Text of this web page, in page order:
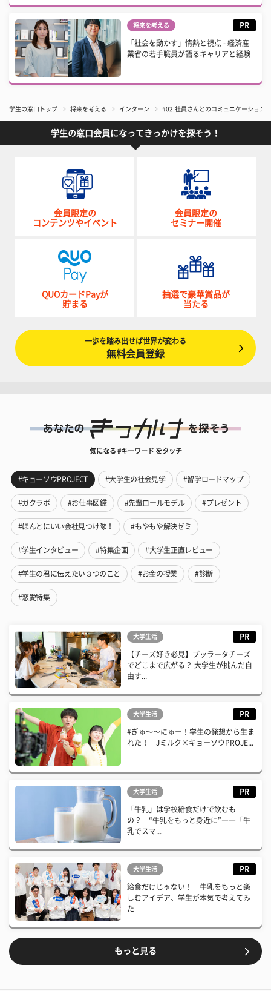
将来を考える PR
「社会を動かす」情熱と視点 - 経済産
業省の若手職員が語るキャリアと経験
学生の窓口トップ 将来を考える インターン #02.社員さんとのコミュニケーション
学生の窓口会員になってきっかけを探そう！
会員限定の
コンテンツやイベント
会員限定の
セミナー開催
QUOカードPayが
貯まる
抽選で豪華賞品が
当たる
一歩を踏み出せば世界が変わる
無料会員登録
気になる #キーワード をタッチ
#キョーソウPROJECT #大学生の社会見学 #留学ロードマップ
#ガクラボ #お仕事図鑑 #先輩ロールモデル #プレゼント
#ほんとにいい会社見つけ隊！ #もやもや解決ゼミ
#学生インタビュー #特集企画 #大学生正直レビュー
#学生の君に伝えたい３つのこと #お金の授業 #診断
#恋愛特集
大学生活 PR
【チーズ好き必見】ブッラータチーズ
でどこまで広がる？ 大学生が挑んだ自
由す...
大学生活 PR
#ぎゅ〜〜にゅー！学生の発想から生ま
れた！ Jミルク×キョーソウPROJE...
大学生活 PR
「牛乳」は学校給食だけで飲むも
の？ “牛乳をもっと身近に”――「牛
乳でスマ...
大学生活 PR
給食だけじゃない！ 牛乳をもっと楽
しむアイデア、学生が本気で考えてみ
た
もっと見る